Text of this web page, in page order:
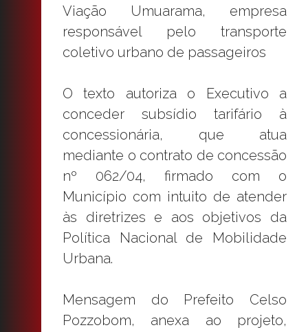
Viação Umuarama, empresa
responsável pelo transporte
coletivo urbano de passageiros
O texto autoriza o Executivo a
conceder subsídio tarifário à
concessionária, que atua
mediante o contrato de concessão
nº 062/04, firmado com o
Município com intuito de atender
às diretrizes e aos objetivos da
Política Nacional de Mobilidade
Urbana.
Mensagem do Prefeito Celso
Pozzobom, anexa ao projeto,